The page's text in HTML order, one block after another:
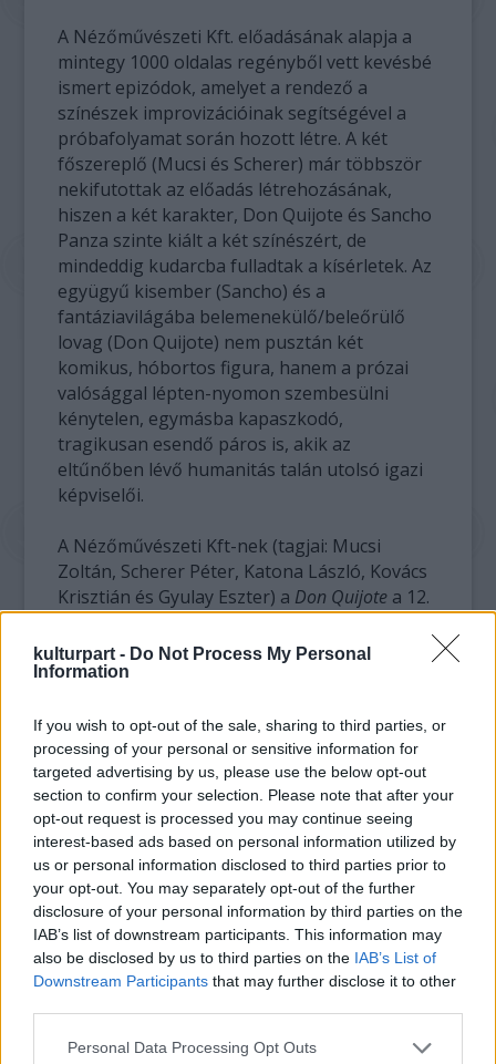
kulturpart - Do Not Process My Personal
Information
If you wish to opt-out of the sale, sharing to third parties, or
processing of your personal or sensitive information for
targeted advertising by us, please use the below opt-out
section to confirm your selection. Please note that after your
opt-out request is processed you may continue seeing
interest-based ads based on personal information utilized by
us or personal information disclosed to third parties prior to
your opt-out. You may separately opt-out of the further
disclosure of your personal information by third parties on the
IAB’s list of downstream participants. This information may
also be disclosed by us to third parties on the IAB’s List of
Downstream Participants that may further disclose it to other
Please note that this website/app uses one or more Google
Personal Data Processing Opt Outs
A Nézőművészeti Kft. előadásának alapja a
mintegy 1000 oldalas regényből vett kevésbé
ismert epizódok, amelyet a rendező a
színészek improvizációinak segítségével a
próbafolyamat során hozott létre. A két
főszereplő (Mucsi és Scherer) már többször
nekifutottak az előadás létrehozásának,
hiszen a két karakter, Don Quijote és Sancho
Panza szinte kiált a két színészért, de
mindeddig kudarcba fulladtak a kísérletek. Az
együgyű kisember (Sancho) és a
fantáziavilágába belemenekülő/beleőrülő
lovag (Don Quijote) nem pusztán két
komikus, hóbortos figura, hanem a prózai
valósággal lépten-nyomon szembesülni
kénytelen, egymásba kapaszkodó,
tragikusan esendő páros is, akik az
eltűnőben lévő humanitás talán utolsó igazi
képviselői.
A Nézőművészeti Kft-nek (tagjai: Mucsi
Zoltán, Scherer Péter, Katona László, Kovács
Krisztián és Gyulay Eszter) a Don Quijote a 12.
készül a Szkéné Színházzal, ahol az előadást
repertoárra tűzik. Ezek közül jelenleg is
is, amelyekkel rendszeresen fellépnek az
ország különböző fesztiváljain és
színházaiban, osztálytermi előadásaikkal
pedig rendszeres vendégei nem csak a
budapesti, de vidéki iskoláknak is. A
Szkénében, a Szkénével koprodukcióban ez
lesz a 4. bemutatójuk (A gondnok, Bivaly-szuflé,
A zsidó) . A társulat tagjait ezúttal Parti Nóra
színésznő és Vámos Veronika flamenco
táncos egészítik ki.